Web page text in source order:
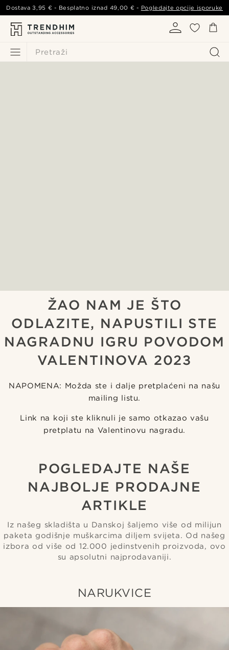
Pretraži
Dostava3,95 € - Besplatno iznad 49,00 € - Pogledajte opcije isporuke
ŽAO NAM JE ŠTO
ODLAZITE, NAPUSTILI STE
NAGRADNU IGRU POVODOM
VALENTINOVA 2023
NAPOMENA: Možda ste i dalje pretplaćeni na našu
mailing listu.
Link na koji ste kliknuli je samo otkazao vašu
pretplatu na Valentinovu nagradu.
POGLEDAJTE NAŠE
NAJBOLJE PRODAJNE
ARTIKLE
Iz našeg skladišta u Danskoj šaljemo više od milijun
paketa godišnje muškarcima diljem svijeta. Od našeg
izbora od više od 12.000 jedinstvenih proizvoda, ovo
su apsolutni najprodavaniji.
NARUKVICE